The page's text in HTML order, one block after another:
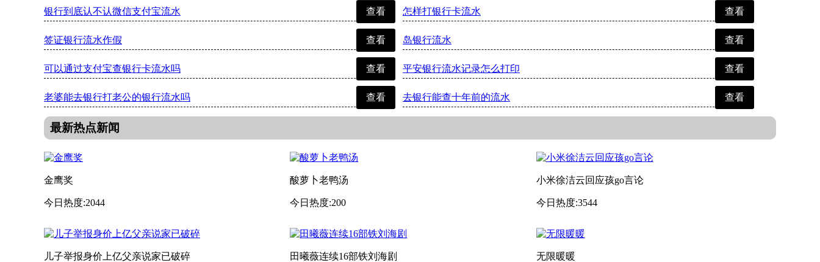
银行到底认不认微信支付宝流水 查看 怎样打银行卡流水 查看
签证银行流水作假 查看 岛银行流水 查看
可以通过支付宝查银行卡流水吗 查看 平安银行流水记录怎么打印 查看
老婆能去银行打老公的银行流水吗 查看 去银行能查十年前的流水 查看
最新热点新闻
金鹰奖
今日热度:2044
儿子举报身价上亿父亲说家已破碎
酸萝卜老鸭汤
今日热度:200
田曦薇连续16部铁刘海剧
小米徐洁云回应孩go言论
今日热度:3544
无限暖暖